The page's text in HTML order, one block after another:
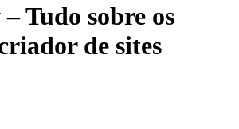
Tudo sobre os
de sites